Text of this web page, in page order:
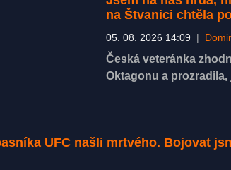
na Štvanici chtěla
05. 08. 2026 14:09 |
Česká veteránka
Oktagonu a
UFC našli mrtvého. Bojovat